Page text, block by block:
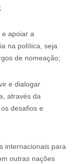
e apoiar a
na política, seja
de nomeação;
e dialogar
através da
desafios e
internacionais para
outras nações